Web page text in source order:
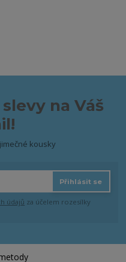
na Váš
kousky
Přihlásit se
údajů za účelem rozesílky